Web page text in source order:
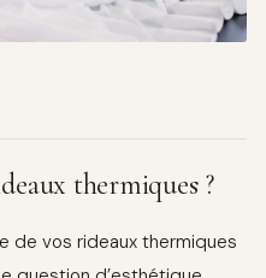
thermiques ?
de vos rideaux thermiques